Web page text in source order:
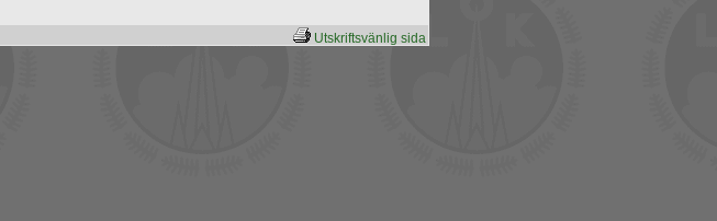
Utskriftsvänlig sida